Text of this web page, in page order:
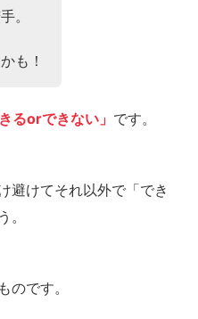
。
も！
るorできない」 です。
避けてそれ以外で「でき
。
のです。